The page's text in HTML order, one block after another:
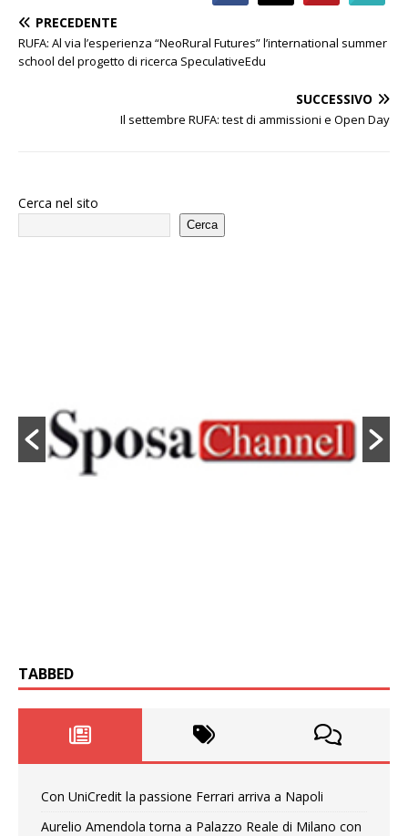
PRECEDENTE
RUFA: Al via l’esperienza “NeoRural Futures” l’international summer
school del progetto di ricerca SpeculativeEdu
SUCCESSIVO
Il settembre RUFA: test di ammissioni e Open Day
Cerca nel sito
Cerca
TABBED
Con UniCredit la passione Ferrari arriva a Napoli
Aurelio Amendola torna a Palazzo Reale di Milano con